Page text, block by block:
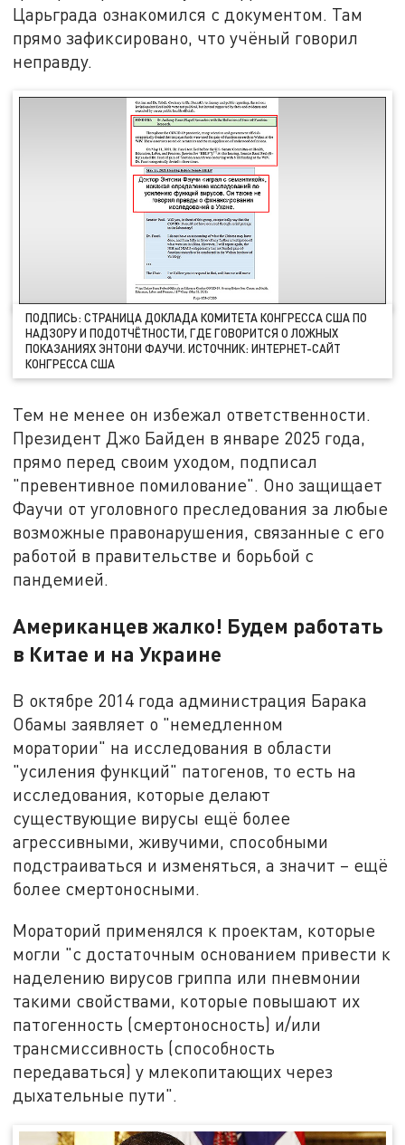
Царьграда ознакомился с документом. Там
прямо зафиксировано, что учёный говорил
неправду.
ПОДПИСЬ: СТРАНИЦА ДОКЛАДА КОМИТЕТА КОНГРЕССА США ПО
НАДЗОРУ И ПОДОТЧЁТНОСТИ, ГДЕ ГОВОРИТСЯ О ЛОЖНЫХ
ПОКАЗАНИЯХ ЭНТОНИ ФАУЧИ. ИСТОЧНИК: ИНТЕРНЕТ-САЙТ
КОНГРЕССА США
Тем не менее он избежал ответственности.
Президент Джо Байден в январе 2025 года,
прямо перед своим уходом, подписал
"превентивное помилование". Оно защищает
Фаучи от уголовного преследования за любые
возможные правонарушения, связанные с его
работой в правительстве и борьбой с
пандемией.
Американцев жалко! Будем работать
в Китае и на Украине
В октябре 2014 года администрация Барака
Обамы заявляет о "немедленном
моратории" на исследования в области
"усиления функций" патогенов, то есть на
исследования, которые делают
существующие вирусы ещё более
агрессивными, живучими, способными
подстраиваться и изменяться, а значит – ещё
более смертоносными.
Мораторий применялся к проектам, которые
могли "с достаточным основанием привести к
наделению вирусов гриппа или пневмонии
такими свойствами, которые повышают их
патогенность (смертоносность) и/или
трансмиссивность (способность
передаваться) у млекопитающих через
дыхательные пути".